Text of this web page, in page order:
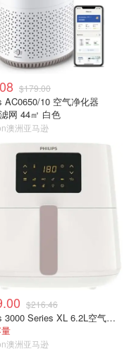
$179.00
AC0650/10 空气净化器
网 44㎡ 白色
澳洲亚马逊
$216.46
Philips 3000 Series XL 6.2L空气炸锅HD9270/21
澳洲亚马逊